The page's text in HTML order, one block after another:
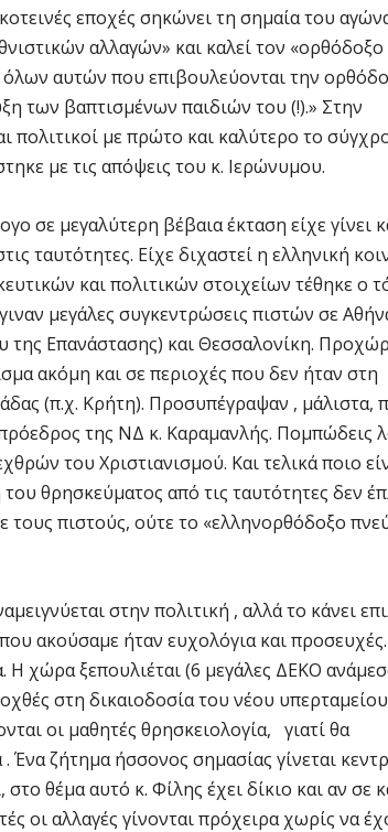
εποχές σηκώνει τη σημαία του
αλλαγών» και καλεί τον «ορθόδοξο
όλων αυτών που επιβουλεύονται την
των βαπτισμένων παιδιών του (!).» Στην
πολιτικοί με πρώτο και καλύτερο το
με τις απόψεις του κ. Ιερώνυμου.
σε μεγαλύτερη βέβαια έκταση είχε γίνει
ταυτότητες. Είχε διχαστεί η ελληνική
και πολιτικών στοιχείων τέθηκε ο
μεγάλες συγκεντρώσεις πιστών σε
της Επανάστασης) και Θεσσαλονίκη.
ακόμη και σε περιοχές που δεν ήταν στη
(π.χ. Κρήτη). Προσυπέγραψαν , μάλιστα,
της ΝΔ κ. Καραμανλής. Πομπώδεις
του Χριστιανισμού. Και τελικά ποιο
θρησκεύματος από τις ταυτότητες δεν
τους πιστούς, ούτε το «ελληνορθόδοξο
στην πολιτική , αλλά το κάνει
ακούσαμε ήταν ευχολόγια και
Η χώρα ξεπουλιέται (6 μεγάλες ΔΕΚΟ
στη δικαιοδοσία του νέου
οι μαθητές θρησκειολογία, γιατί θα
ζήτημα ήσσονος σημασίας γίνεται
θέμα αυτό κ. Φίλης έχει δίκιο και αν σε
οι αλλαγές γίνονται πρόχειρα χωρίς να